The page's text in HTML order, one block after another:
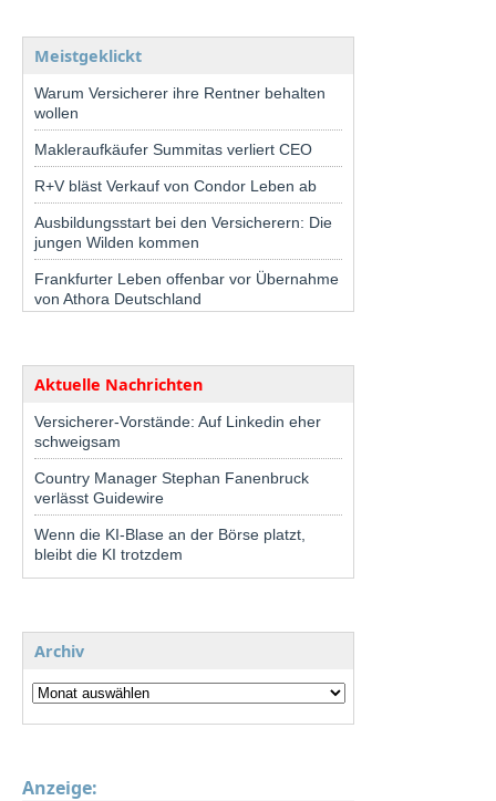
Meistgeklickt
Warum Versicherer ihre Rentner behalten
wollen
Makleraufkäufer Summitas verliert CEO
R+V bläst Verkauf von Condor Leben ab
Ausbildungsstart bei den Versicherern: Die
jungen Wilden kommen
Frankfurter Leben offenbar vor Übernahme
von Athora Deutschland
Aktuelle Nachrichten
Versicherer-Vorstände: Auf Linkedin eher
schweigsam
Country Manager Stephan Fanenbruck
verlässt Guidewire
Wenn die KI-Blase an der Börse platzt,
bleibt die KI trotzdem
Archiv
Anzeige: